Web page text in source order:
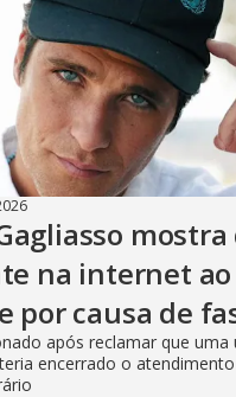
mostra
na internet
por causa de
após reclamar que uma
encerrado o